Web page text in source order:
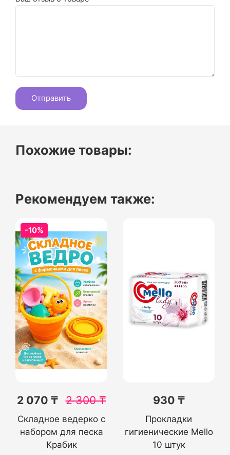
Похожие товары:
Рекомендуем также:
-10%
2 070 ₸ 2 300₸
Складное ведерко с
набором для песка
Крабик
930 ₸
Прокладки
гигиенические Mello
10 штук